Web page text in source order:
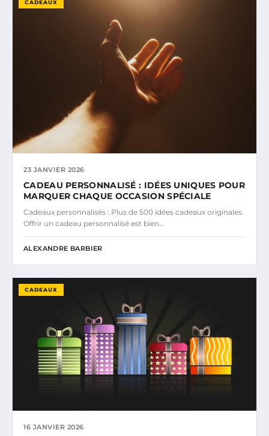
CADEAUX
23 JANVIER 2026
CADEAU PERSONNALISÉ : IDÉES UNIQUES POUR
MARQUER CHAQUE OCCASION SPÉCIALE
Cadeaux personnalisés : Plus de 500 idées cadeaux originales
Offrir un cadeau personnalisé est bien…
ALEXANDRE BARBIER
CADEAUX
16 JANVIER 2026